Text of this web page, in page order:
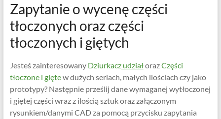
Zapytanie o wycenę części
tłoczonych oraz części
tłoczonych i giętych
Jesteś zainteresowanyDziurkaczudziałorazCzęści
tłoczone i giętew dużych seriach, małych ilościach czy jako
prototypy? Następnie prześlij dane wymaganej wytłoczonej
i giętej części wraz z ilością sztuk oraz załączonym
rysunkiem/danymi CAD za pomocą przycisku zapytania